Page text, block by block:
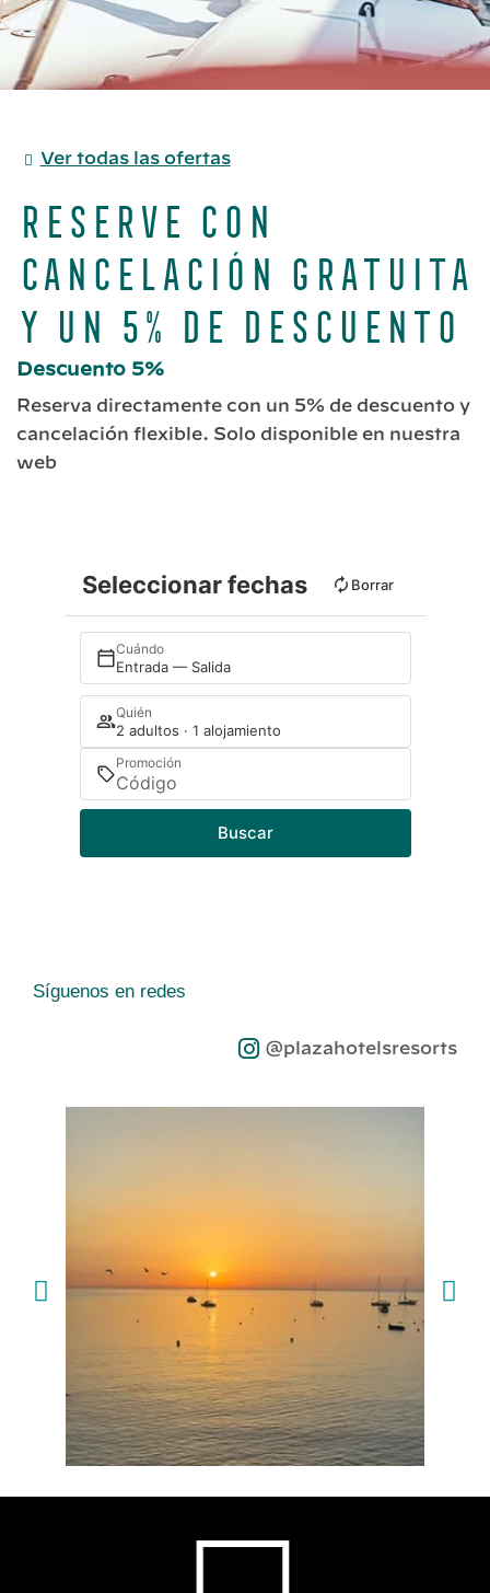
Ver todas las ofertas
Reserve con
cancelación gratuita
y un 5% de descuento
Descuento 5%
Reserva directamente con un 5% de descuento y
cancelación flexible. Solo disponible en nuestra
web
Seleccionar fechas Borrar
Cuándo
Entrada — Salida
Quién
2 adultos · 1 alojamiento
Promoción
Buscar
Síguenos en redes
@plazahotelsresorts